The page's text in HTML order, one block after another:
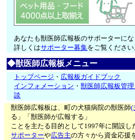
あなたも獣医師広報板のサポーターにな
詳しくはサポーター募集をご覧ください
◆獣医師広報板メニュー
トップページ ・ 広報板ガイドブック
インフォメーション ・獣医師広報板管
談
獣医師広報板は、町の犬猫病院の獣医師(
る」「獣医師が広報する」
ことを主たる目的として1997年に開設
サポーターや広告主の方々から資金応援